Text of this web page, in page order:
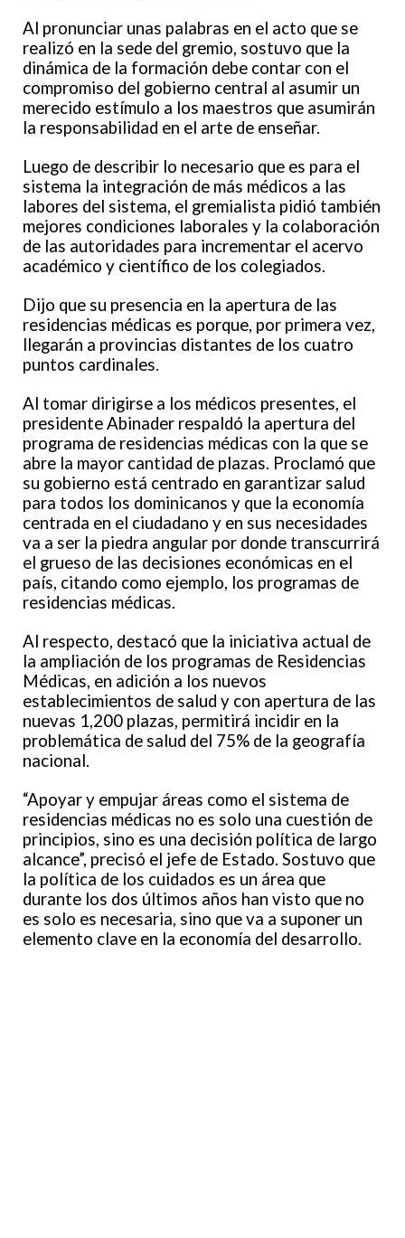
Al pronunciar unas palabras en el acto que se
realizó en la sede del gremio, sostuvo que la
dinámica de la formación debe contar con el
compromiso del gobierno central al asumir un
merecido estímulo a los maestros que asumirán
la responsabilidad en el arte de enseñar.
Luego de describir lo necesario que es para el
sistema la integración de más médicos a las
labores del sistema, el gremialista pidió también
mejores condiciones laborales y la colaboración
de las autoridades para incrementar el acervo
académico y científico de los colegiados.
Dijo que su presencia en la apertura de las
residencias médicas es porque, por primera vez,
llegarán a provincias distantes de los cuatro
puntos cardinales.
Al tomar dirigirse a los médicos presentes, el
presidente Abinader respaldó la apertura del
programa de residencias médicas con la que se
abre la mayor cantidad de plazas. Proclamó que
su gobierno está centrado en garantizar salud
para todos los dominicanos y que la economía
centrada en el ciudadano y en sus necesidades
va a ser la piedra angular por donde transcurrirá
el grueso de las decisiones económicas en el
país, citando como ejemplo, los programas de
residencias médicas.
Al respecto, destacó que la iniciativa actual de
la ampliación de los programas de Residencias
Médicas, en adición a los nuevos
establecimientos de salud y con apertura de las
nuevas 1,200 plazas, permitirá incidir en la
problemática de salud del 75% de la geografía
nacional.
“Apoyar y empujar áreas como el sistema de
residencias médicas no es solo una cuestión de
principios, sino es una decisión política de largo
alcance”, precisó el jefe de Estado. Sostuvo que
la política de los cuidados es un área que
durante los dos últimos años han visto que no
es solo es necesaria, sino que va a suponer un
elemento clave en la economía del desarrollo.